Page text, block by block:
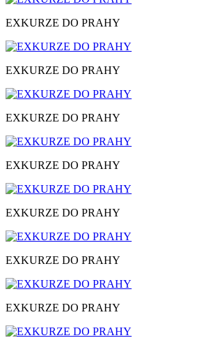
EXKURZE DO PRAHY
EXKURZE DO PRAHY
EXKURZE DO PRAHY
EXKURZE DO PRAHY
EXKURZE DO PRAHY
EXKURZE DO PRAHY
EXKURZE DO PRAHY